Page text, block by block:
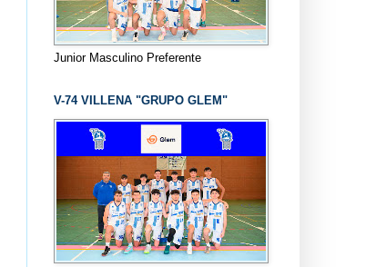
Junior Masculino Preferente
V-74 VILLENA "GRUPO GLEM"